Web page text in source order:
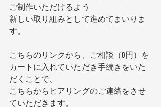
ご制作いただけるよう
新しい取り組みとして進めてまいりま
す。
こちらのリンクから、ご相談（0円）を
カートに入れていただき手続きをいた
だくことで、
こちらからヒアリングのご連絡をさせ
ていただきます。